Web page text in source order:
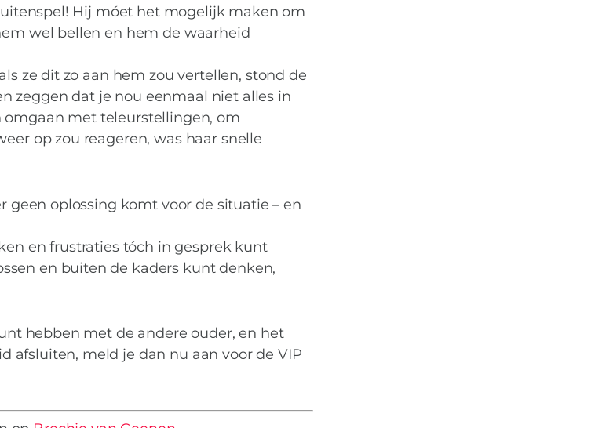
Hij móet het mogelijk maken om
wel bellen en hem de waarheid
ze dit zo aan hem zou vertellen, stond de
zeggen dat je nou eenmaal niet alles in
met teleurstellingen, om
op zou reageren, was haar snelle
geen oplossing komt voor de situatie – en
en frustraties tóch in gesprek kunt
en buiten de kaders kunt denken,
hebben met de andere ouder, en het
afsluiten, meld je dan nu aan voor de VIP